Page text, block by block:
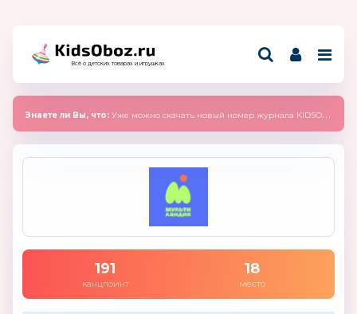
Всё о детских товарах и игрушках
Знаете ли Вы, что: Уже можно скачать новый номер журнала KIDSOBOZ 2025 (сентябрь)
191
канцпоинт
18
место